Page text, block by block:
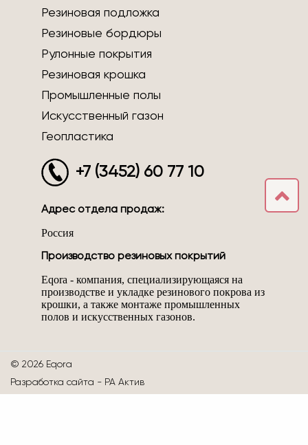
Резиновая подложка
Резиновые бордюры
Рулонные покрытия
Резиновая крошка
Промышленные полы
Искусственный газон
Геопластика
+7 (3452) 60 77 10
Адрес отдела продаж:
Россия
Производство резиновых покрытий
Eqora - компания, специализирующаяся на
производстве и укладке резинового покрова из
крошки, а также монтаже промышленных
полов и искусственных газонов.
© 2026 Eqora
Разработка сайта - РА Актив